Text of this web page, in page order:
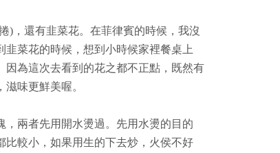
)，還有韭菜花。在菲律賓的時候，我沒
韭菜花的時候，想到小時候家裡餐桌上
因為這次去看到的花之都不正點，既然有
味更鮮美喔。
，兩者先用開水燙過。先用水燙的目的
比較小，如果用生的下去炒，火侯不好